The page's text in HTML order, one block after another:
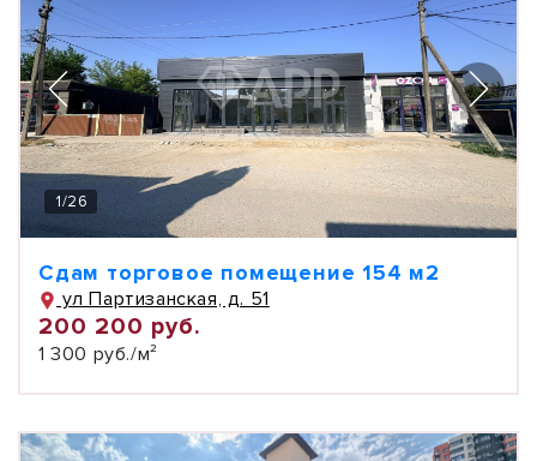
1/26
Сдам торговое помещение 154 м2
ул Партизанская, д. 51
200 200 руб.
1 300 руб./м²